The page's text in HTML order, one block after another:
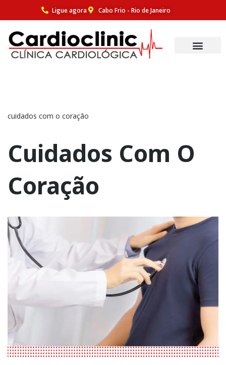
para
o
Ligue agora Cabo Frio - Rio de Janeiro
cuidados com o coração
Cuidados Com O
Coração